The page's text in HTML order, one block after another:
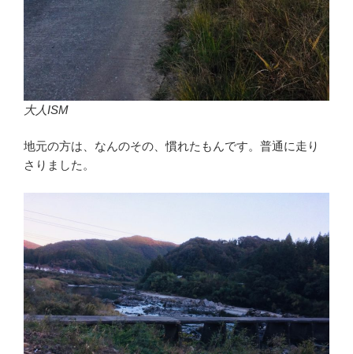
大人ISM
地元の方は、なんのその、慣れたもんです。普通に走り
さりました。